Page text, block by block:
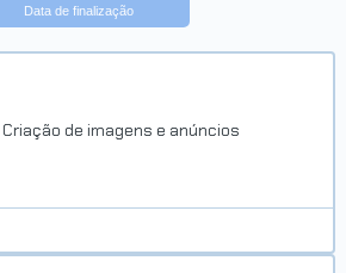
Data de finalização
Criação de imagens e anúncios